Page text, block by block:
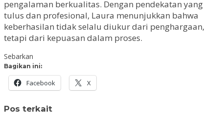
pengalaman berkualitas. Dengan pendekatan yang
tulus dan profesional, Laura menunjukkan bahwa
keberhasilan tidak selalu diukur dari penghargaan,
tetapi dari kepuasan dalam proses.
Sebarkan
Bagikan ini:
Facebook X
Pos terkait